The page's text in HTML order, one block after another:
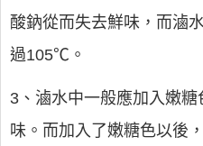
酸鈉從而失去鮮味，而滷
過105℃。
3、滷水中一般應加入嫩
味。而加入了嫩糖色以後